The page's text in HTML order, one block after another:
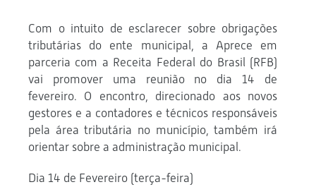
Com o intuito de esclarecer sobre obrigações
tributárias do ente municipal, a Aprece em
parceria com a Receita Federal do Brasil (RFB)
vai promover uma reunião no dia 14 de
fevereiro. O encontro, direcionado aos novos
gestores e a contadores e técnicos responsáveis
pela área tributária no município, também irá
orientar sobre a administração municipal.
Dia 14 de Fevereiro (terça-feira)